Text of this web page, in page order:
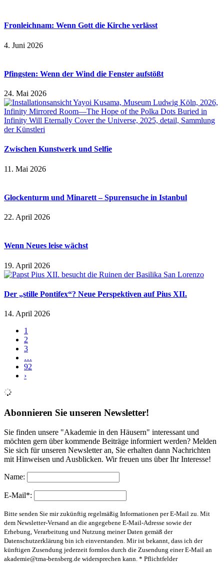
Fronleichnam: Wenn Gott die Kirche verlässt
4. Juni 2026
Pfingsten: Wenn der Wind die Fenster aufstößt
24. Mai 2026
Zwischen Kunstwerk und Selfie
11. Mai 2026
Glockenturm und Minarett – Spurensuche in Istanbul
22. April 2026
Wenn Neues leise wächst
19. April 2026
Der „stille Pontifex“? Neue Perspektiven auf Pius XII.
14. April 2026
1
2
3
…
92
›
Abonnieren Sie unseren Newsletter!
Sie finden unsere "Akademie in den Häusern" interessant und
möchten gern über kommende Beiträge informiert werden? Melden
Sie sich für unseren Newsletter an, Sie erhalten dann Nachrichten
mit Hinweisen und Ausblicken. Wir freuen uns über Ihr Interesse!
Name:
E-Mail*:
Bitte senden Sie mir zukünftig regelmäßig Informationen per E-Mail zu. Mit
dem Newsletter-Versand an die angegebene E-Mail-Adresse sowie der
Erhebung, Verarbeitung und Nutzung meiner Daten gemäß der
Datenschutzerklärung bin ich einverstanden. Mir ist bekannt, dass ich der
künftigen Zusendung jederzeit formlos durch die Zusendung einer E-Mail an
akademie@tma-bensberg.de widersprechen kann. * Pflichtfelder